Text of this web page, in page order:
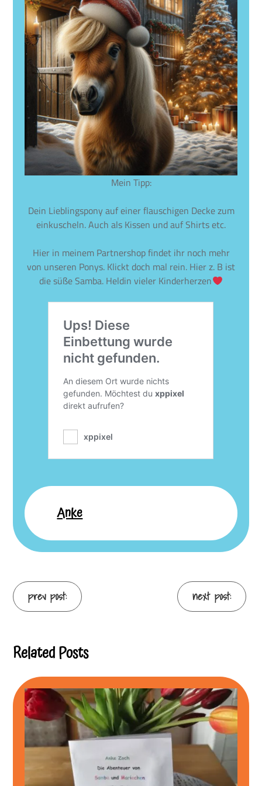
Mein Tipp:
Dein Lieblingspony auf einer flauschigen Decke zum
einkuscheln. Auch als Kissen und auf Shirts etc.
Hier in meinem Partnershop findet ihr noch mehr
von unseren Ponys. Klickt doch mal rein. Hier z. B ist
die süße Samba. Heldin vieler Kinderherzen
Anke
Continue
prev post: next post:
Related Posts